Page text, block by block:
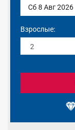
Сб 8 Авг 2026
Взрослые: